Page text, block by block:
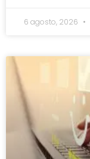
6 agosto, 2026